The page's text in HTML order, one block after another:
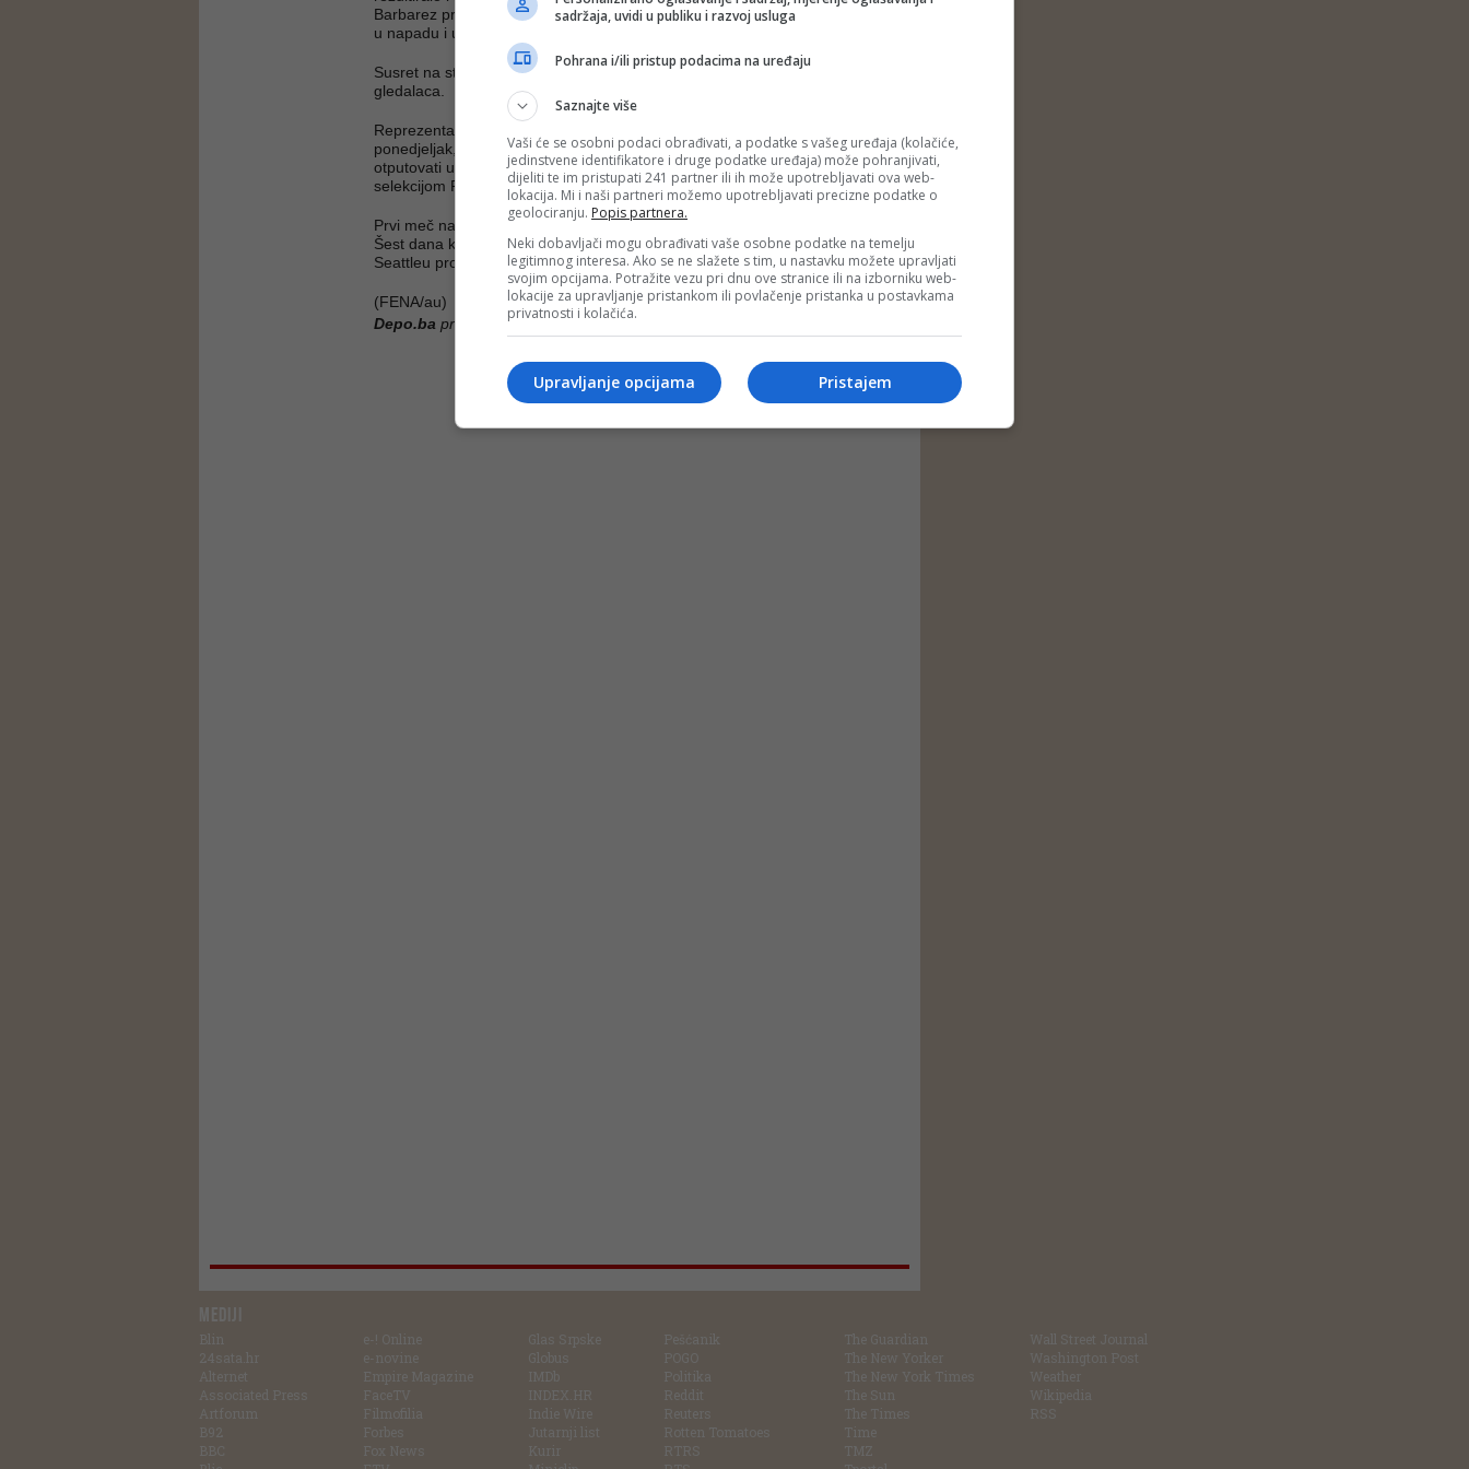
Barbarez prije ovog meča kada je naveo da će isprobati nekoliko varijanti i
u napadu i u odbrani.
Susret na stadionu "Asim Ferhatović Hase" pratilo je oko 30 hiljada
gledalaca.
Reprezentacija BiH još nekoliko dana pripremat će se u Sarajevu gdje će u
ponedjeljak, na stadionu Grbavica imati otvoreni trening, a dan kasnije će
otputovati u St. Louis gdje se 6. juna, u generalnoj probi sastaje sa
selekcijom Paname.
Prvi meč na Svjetskom prvenstvu BiH igra 12. juna protiv Kanade u Torontu.
Šest dana kasnije u Los Angelesu igra protiv Švicarske, a 24. juna u
Seattleu protiv Katara.
(FENA/au)
Depo.ba pratite putem društvenih mreža
MEDIJI
Blin
24sata.hr
Alternet
Associated Press
Artforum
B92
BBC
e-! Online
e-novine
Empire Magazine
FaceTV
Filmofilia
Forbes
Fox News
Glas Srpske
Globus
IMDb
INDEX.HR
Indie Wire
Jutarnji list
Kurir
Pešćanik
POGO
Politika
Reddit
Reuters
Rotten Tomatoes
RTRS
The Guardian
The New Yorker
The New York Times
The Sun
The Times
Time
TMZ
Wall Street Journal
Washington Post
Weather
Wikipedia
RSS
sadržaja, uvidi u publiku i razvoj usluga
Pohrana i/ili pristup podacima na uređaju
Saznajte više
Vaši će se osobni podaci obrađivati, a podatke s vašeg uređaja (kolačiće,
jedinstvene identifikatore i druge podatke uređaja) može pohranjivati,
dijeliti te im pristupati 241 partner ili ih može upotrebljavati ova web-
lokacija. Mi i naši partneri možemo upotrebljavati precizne podatke o
geolociranju. Popis partnera.
Neki dobavljači mogu obrađivati vaše osobne podatke na temelju
legitimnog interesa. Ako se ne slažete s tim, u nastavku možete upravljati
svojim opcijama. Potražite vezu pri dnu ove stranice ili na izborniku web-
lokacije za upravljanje pristankom ili povlačenje pristanka u postavkama
privatnosti i kolačića.
Pristajem
Upravljanje opcijama